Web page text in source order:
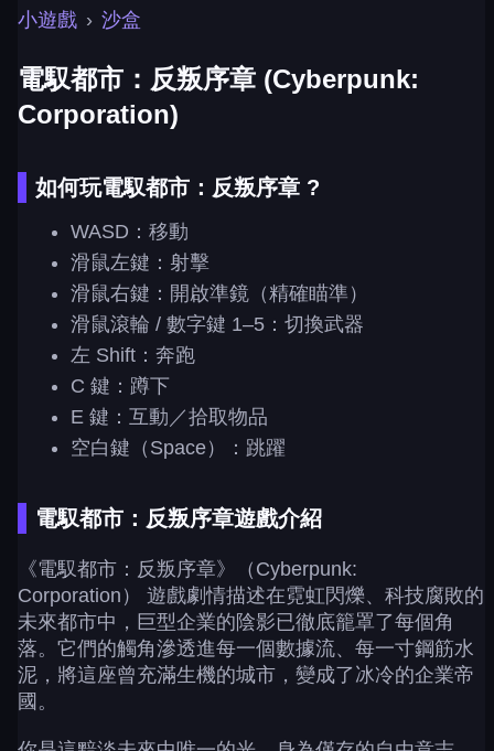
小遊戲 › 沙盒
電馭都市：反叛序章 (Cyberpunk:
Corporation)
如何玩電馭都市：反叛序章 ?
WASD：移動
滑鼠左鍵：射擊
滑鼠右鍵：開啟準鏡（精確瞄準）
滑鼠滾輪 / 數字鍵 1–5：切換武器
左 Shift：奔跑
C 鍵：蹲下
E 鍵：互動／拾取物品
空白鍵（Space）：跳躍
電馭都市：反叛序章遊戲介紹
《電馭都市：反叛序章》（Cyberpunk:
Corporation） 遊戲劇情描述在霓虹閃爍、科技腐敗的
未來都市中，巨型企業的陰影已徹底籠罩了每個角
落。它們的觸角滲透進每一個數據流、每一寸鋼筋水
泥，將這座曾充滿生機的城市，變成了冰冷的企業帝
國。